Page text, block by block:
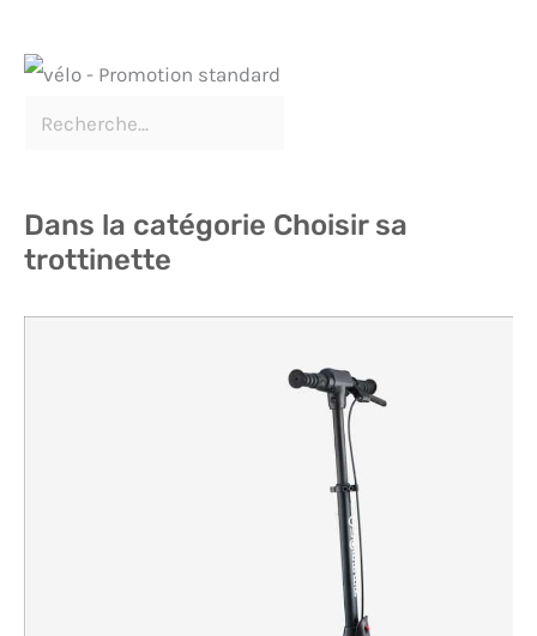
verrouillage du produit retrouvera son
réparation ou de remplacement de pièces
Dans la catégorie Choisir sa
trottinette